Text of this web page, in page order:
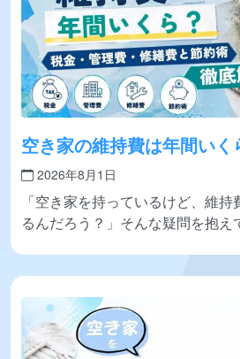
空き家の維持費は年間い
費・修繕費と節約術を徹底
2026年8月1日
「空き家を持っているけど、維
るんだろう？」そんな疑問を抱